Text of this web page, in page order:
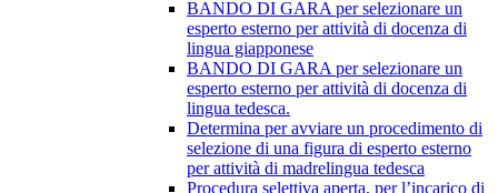
BANDO DI GARA per selezionare un
esperto esterno per attività di docenza di
lingua giapponese
BANDO DI GARA per selezionare un
esperto esterno per attività di docenza di
lingua tedesca.
Determina per avviare un procedimento di
selezione di una figura di esperto esterno
per attività di madrelingua tedesca
Procedura selettiva aperta, per l’incarico di